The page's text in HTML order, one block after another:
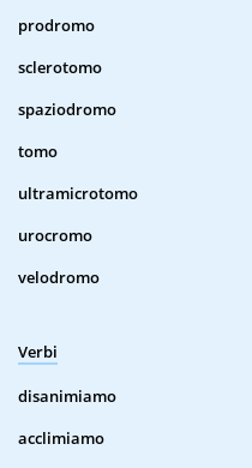
prodromo
sclerotomo
spaziodromo
tomo
ultramicrotomo
urocromo
velodromo
Verbi
disanimiamo
acclimiamo